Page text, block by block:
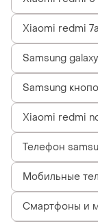
Xiaomi redmi 7a
Samsung
Samsung
Xiaomi redmi
Телефон
Мобильные
Смартфоны и